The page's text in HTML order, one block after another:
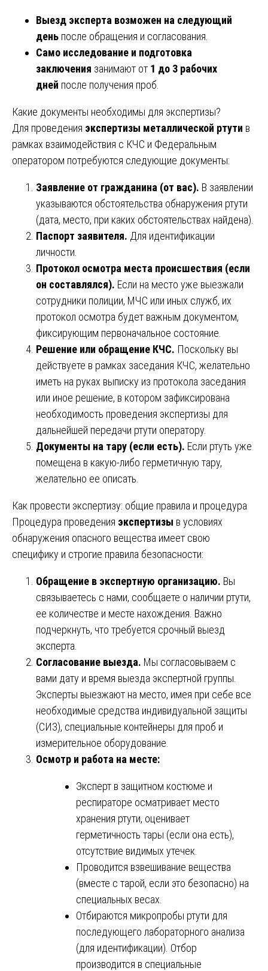
Выезд эксперта возможен на следующий
день после обращения и согласования.
Само исследование и подготовка
заключения занимают от 1 до 3 рабочих
дней после получения проб.
Какие документы необходимы для экспертизы?
Для проведения экспертизы металлической ртути в
рамках взаимодействия с КЧС и Федеральным
оператором потребуются следующие документы:
Заявление от гражданина (от вас). В заявлении
указываются обстоятельства обнаружения ртути
(дата, место, при каких обстоятельствах найдена).
Паспорт заявителя. Для идентификации
личности.
Протокол осмотра места происшествия (если
он составлялся). Если на место уже выезжали
сотрудники полиции, МЧС или иных служб, их
протокол осмотра будет важным документом,
фиксирующим первоначальное состояние.
Решение или обращение КЧС. Поскольку вы
действуете в рамках заседания КЧС, желательно
иметь на руках выписку из протокола заседания
или иное решение, в котором зафиксирована
необходимость проведения экспертизы для
дальнейшей передачи ртути оператору.
Документы на тару (если есть). Если ртуть уже
помещена в какую-либо герметичную тару,
желательно ее описать.
Как провести экспертизу: общие правила и процедура
Процедура проведения экспертизы в условиях
обнаружения опасного вещества имеет свою
специфику и строгие правила безопасности:
Обращение в экспертную организацию. Вы
связываетесь с нами, сообщаете о наличии ртути,
ее количестве и месте нахождения. Важно
подчеркнуть, что требуется срочный выезд
эксперта.
Согласование выезда. Мы согласовываем с
вами дату и время выезда экспертной группы.
Эксперты выезжают на место, имея при себе все
необходимые средства индивидуальной защиты
(СИЗ), специальные контейнеры для проб и
измерительное оборудование.
Осмотр и работа на месте:
Эксперт в защитном костюме и
респираторе осматривает место
хранения ртути, оценивает
герметичность тары (если она есть),
отсутствие видимых утечек.
Проводится взвешивание вещества
(вместе с тарой, если это безопасно) на
специальных весах.
Отбираются микропробы ртути для
последующего лабораторного анализа
(для идентификации). Отбор
производится в специальные